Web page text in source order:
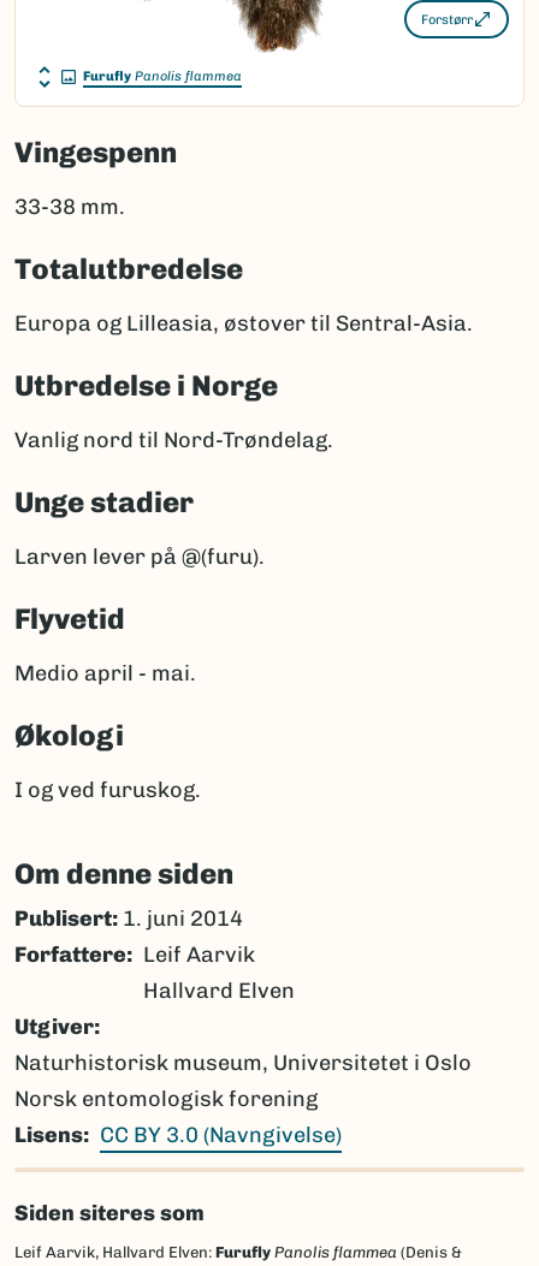
Forstørr
Furufly Panolis flammea
Vingespenn
33-38 mm.
Totalutbredelse
Europa og Lilleasia, østover til Sentral-Asia.
Utbredelse i Norge
Vanlig nord til Nord-Trøndelag.
Unge stadier
Larven lever på @(furu).
Flyvetid
Medio april - mai.
Økologi
I og ved furuskog.
Om denne siden
Publisert: 1. juni 2014
Forfattere
Leif Aarvik
Hallvard Elven
Utgiver
Naturhistorisk museum, Universitetet i Oslo
Norsk entomologisk forening
Lisens
CC BY 3.0 (Navngivelse)
Siden siteres som
Leif Aarvik, Hallvard Elven: Furufly Panolis flammea (Denis &